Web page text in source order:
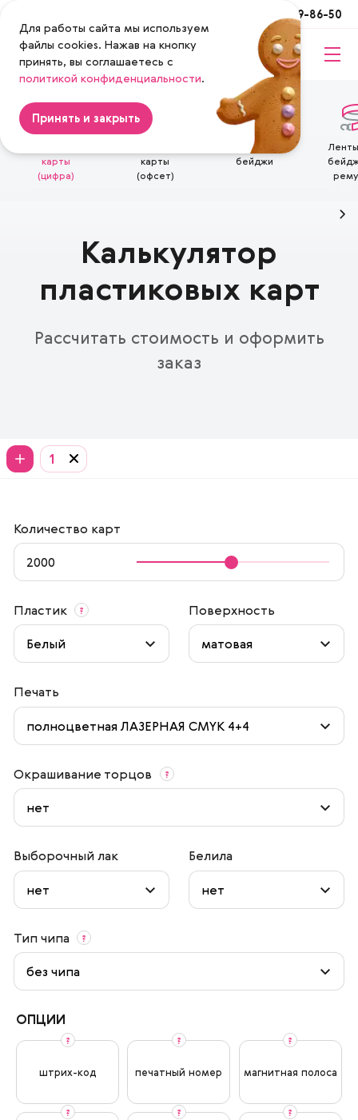
+7 (495) 649-86-50
Magenta
карты
(цифра)
карты
(офсет)
Пластиковые
бейджи
Калькулятор
пластиковых карт
Рассчитать стоимость и оформить
заказ
1
Количество карт
Пластик ? Поверхность
Печать
Окрашивание торцов ?
Выборочный лак Белила
Тип чипа ?
ОПЦИИ
штрих-код
?
печатный номер
?
магнитная полоса
?
? ? ?
Для работы сайта мы используем
файлы cookies. Нажав на кнопку
принять, вы соглашаетесь с
политикой конфиденциальности.
Принять и закрыть